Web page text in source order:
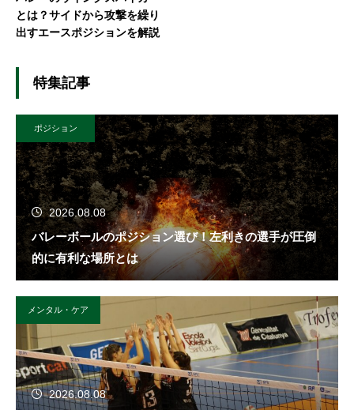
とは？サイドから攻撃を繰り
出すエースポジションを解説
特集記事
ポジション
2026.08.08
バレーボールのポジション選び！左利きの選手が圧倒
的に有利な場所とは
メンタル・ケア
2026.08.08